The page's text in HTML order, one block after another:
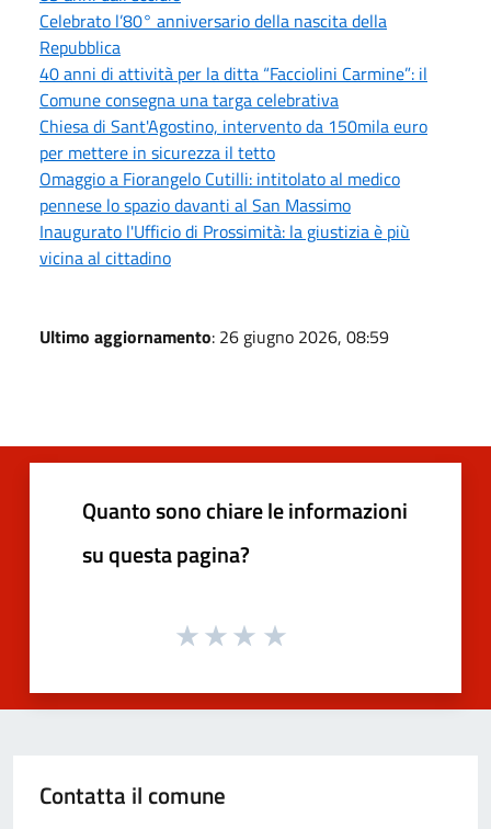
Celebrato l’80° anniversario della nascita della
Repubblica
40 anni di attività per la ditta “Facciolini Carmine”: il
Comune consegna una targa celebrativa
Chiesa di Sant'Agostino, intervento da 150mila euro
per mettere in sicurezza il tetto
Omaggio a Fiorangelo Cutilli: intitolato al medico
pennese lo spazio davanti al San Massimo
Inaugurato l'Ufficio di Prossimità: la giustizia è più
vicina al cittadino
Ultimo aggiornamento: 26 giugno 2026, 08:59
Quanto sono chiare le informazioni
su questa pagina?
Contatta il comune